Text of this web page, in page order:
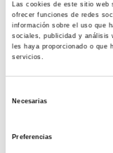
Las cookies de este sitio web
ofrecer funciones de redes
información sobre el uso que
sociales, publicidad y análisis
les haya proporcionado o que
servicios.
Necesarias
Preferencias